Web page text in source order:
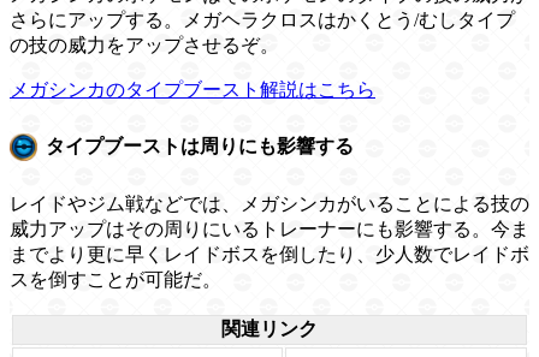
さらにアップする。メガヘラクロスはかくとう/むしタイプ
の技の威力をアップさせるぞ。
メガシンカのタイプブースト解説はこちら
タイプブーストは周りにも影響する
レイドやジム戦などでは、メガシンカがいることによる技の
威力アップはその周りにいるトレーナーにも影響する。今ま
までより更に早くレイドボスを倒したり、少人数でレイドボ
スを倒すことが可能だ。
関連リンク